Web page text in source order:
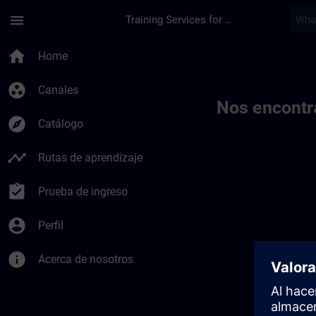
menu Training Services for Digital Industries
home Home
group_work Canales
explore Catálogo
timeline Rutas de aprendizaje
assignment_turned_in Prueba de ingreso
account_circle Perfil
info Acerca de nosotros
Nos